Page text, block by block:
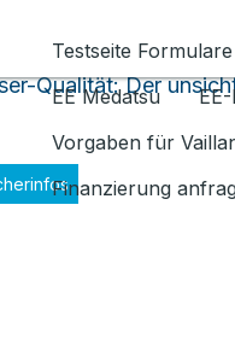
Testseite Formulare
EE Medatsu
Vorgaben für
Finanzierung
Qualität: Der